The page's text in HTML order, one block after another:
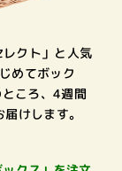
クト」と人気
めてボック
ころ、4週間
けします。